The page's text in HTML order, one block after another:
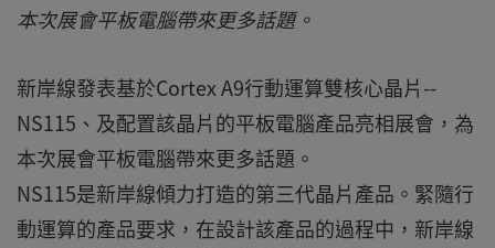
本次展會平板電腦帶來更多話題。
新岸線發表基於Cortex A9行動運算雙核心晶片--
NS115、及配置該晶片的平板電腦產品亮相展會，為
本次展會平板電腦帶來更多話題。
NS115是新岸線傾力打造的第三代晶片產品。緊隨行
動運算的產品要求，在設計該產品的過程中，新岸線